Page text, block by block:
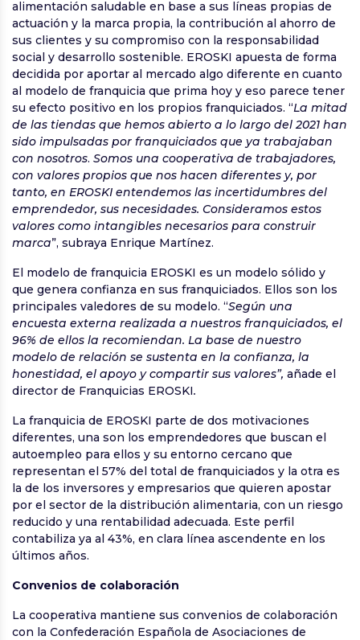
alimentación saludable en base a sus líneas propias de
actuación y la marca propia, la contribución al ahorro de
sus clientes y su compromiso con la responsabilidad
social y desarrollo sostenible. EROSKI apuesta de forma
decidida por aportar al mercado algo diferente en cuanto
al modelo de franquicia que prima hoy y eso parece tener
su efecto positivo en los propios franquiciados. “La mitad
de las tiendas que hemos abierto a lo largo del 2021 han
sido impulsadas por franquiciados que ya trabajaban
con nosotros. Somos una cooperativa de trabajadores,
con valores propios que nos hacen diferentes y, por
tanto, en EROSKI entendemos las incertidumbres del
emprendedor, sus necesidades. Consideramos estos
valores como intangibles necesarios para construir
marca”, subraya Enrique Martínez.
El modelo de franquicia EROSKI es un modelo sólido y
que genera confianza en sus franquiciados. Ellos son los
principales valedores de su modelo. “Según una
encuesta externa realizada a nuestros franquiciados, el
96% de ellos la recomiendan. La base de nuestro
modelo de relación se sustenta en la confianza, la
honestidad, el apoyo y compartir sus valores”, añade el
director de Franquicias EROSKI.
La franquicia de EROSKI parte de dos motivaciones
diferentes, una son los emprendedores que buscan el
autoempleo para ellos y su entorno cercano que
representan el 57% del total de franquiciados y la otra es
la de los inversores y empresarios que quieren apostar
por el sector de la distribución alimentaria, con un riesgo
reducido y una rentabilidad adecuada. Este perfil
contabiliza ya al 43%, en clara línea ascendente en los
últimos años.
Convenios de colaboración
La cooperativa mantiene sus convenios de colaboración
con la Confederación Española de Asociaciones de